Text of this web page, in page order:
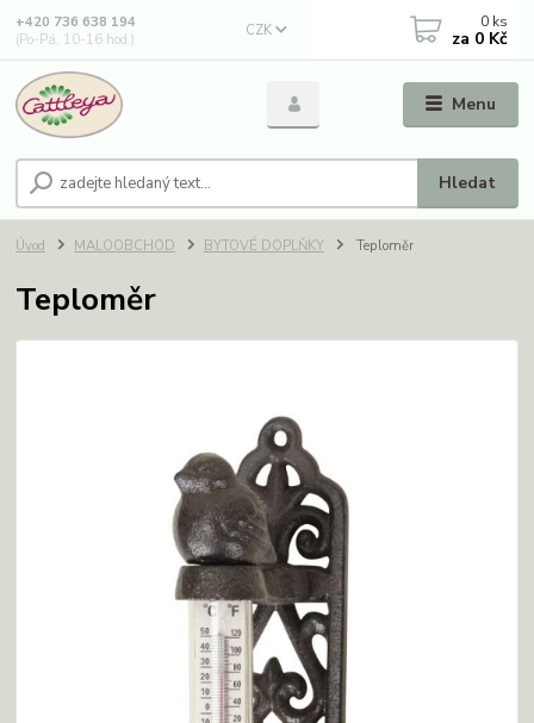
Menu
CZK
Hledat
+420 736 638 194
(Po-Pá, 10-16 hod.)
0 ks
za 0 Kč
Úvod MALOOBCHOD BYTOVÉ DOPLŇKY Teploměr
Teploměr